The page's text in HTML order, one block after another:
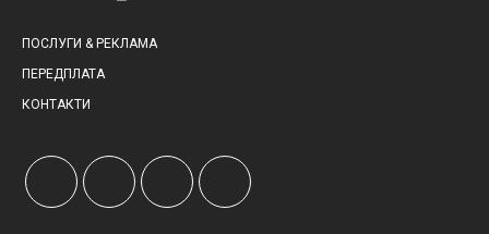
ПОСЛУГИ & РЕКЛАМА
ПЕРЕДПЛАТА
КОНТАКТИ